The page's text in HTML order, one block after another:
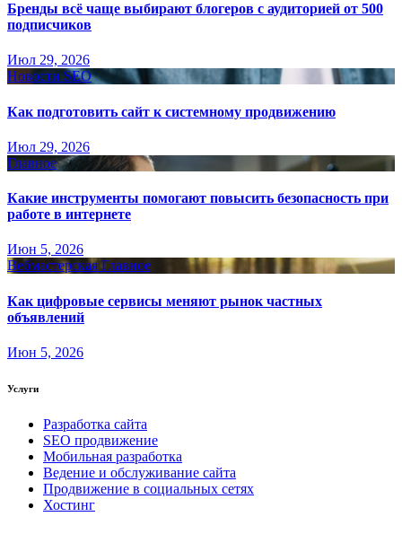
Бренды всё чаще выбирают блогеров с аудиторией от 500
подписчиков
Июл 29, 2026
Новости SEO
Как подготовить сайт к системному продвижению
Июл 29, 2026
Главное
Какие инструменты помогают повысить безопасность при
работе в интернете
Июн 5, 2026
Вебмастерская Главное
Как цифровые сервисы меняют рынок частных
объявлений
Июн 5, 2026
Услуги
Разработка сайта
SEO продвижение
Мобильная разработка
Ведение и обслуживание сайта
Продвижение в социальных сетях
Хостинг